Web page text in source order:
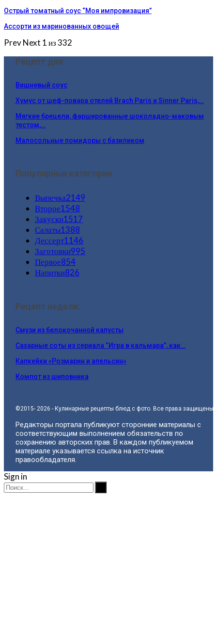
Острый томатный соус “Моя импровизация”
Ассорти из маринованных овощей
PrevNext 1 из 332
Рецепт дня:
Вишневый соус
Хумус от шеф-повара отелей Brach Paris и Sinner Paris,…
Мягкие брецели, фаршированные шоколадно-маковым
тестом,…
Малосольные помидоры с базиликом
Популярные категории
Выпечка2149
Второе1548
Закуски1517
Салаты1388
Дессерт1146
Заготовки995
Первое854
Напитки826
Рецепт недели:
Смузи из белокочанной капусты
Сахарные соты из сериала “Игра в кальмара”, как…
Капкейки «Розмарин и апельсин»
Компот из шиповника
©2015- 2026 - Кулинарные рецепты блюд с фото. Все права защищены.
Редакторы портала публикуют сторонние материалы с
соответствующим выполнением обязательств по
сохранению авторских прав. В каждом публикуемом
материале указывается ссылка на источник
правообладателя.
Sign in